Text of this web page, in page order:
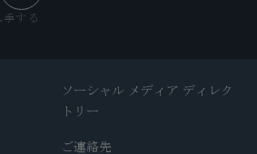
する
ソーシャル メディア ディレク
トリー
ご連絡先